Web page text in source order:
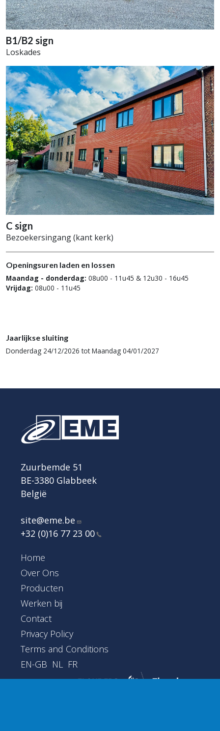
B1/B2 sign
Loskades
C sign
Bezoekersingang (kant kerk)
Openingsuren laden en lossen
Maandag - donderdag: 08u00 - 11u45 & 12u30 - 16u45
Vrijdag: 08u00 - 11u45
Jaarlijkse sluiting
Donderdag 24/12/2026 tot Maandag 04/01/2027
Zuurbemde 51
BE-3380 Glabbeek
België
site@eme.be
+32 (0)16 77 23 00
Footer Main Menu
Home
Over Ons
Producten
Werken bij
Contact
Footer
Privacy Policy
Terms and Conditions
EN-GB NL FR